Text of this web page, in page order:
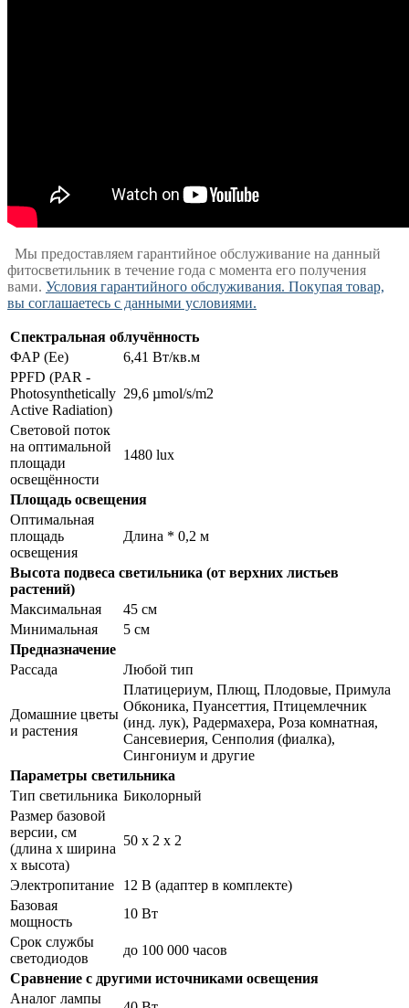
Мы предоставляем гарантийное обслуживание на данный
фитосветильник в течение года с момента его получения
вами. Условия гарантийного обслуживания. Покупая товар,
вы соглашаетесь с данными условиями.
Спектральная облучённость
ФАР (Ee)
6,41 Вт/кв.м
PPFD (PAR -
Photosynthetically
Active Radiation)
29,6 µmol/s/m2
Световой поток
на оптимальной
площади
освещённости
1480 lux
Площадь освещения
Оптимальная
площадь
освещения
Длина * 0,2 м
Высота подвеса светильника (от верхних листьев
растений)
Максимальная
45 см
Минимальная
5 см
Предназначение
Рассада
Любой тип
Домашние цветы
и растения
Платицериум, Плющ, Плодовые, Примула
Обконика, Пуансеттия, Птицемлечник
(инд. лук), Радермахера, Роза комнатная,
Сансевиерия, Сенполия (фиалка),
Сингониум и другие
Параметры светильника
Тип светильника Биколорный
Размер базовой
версии, см
(длина х ширина
х высота)
50 х 2 х 2
Электропитание
12 В (адаптер в комплекте)
Базовая
мощность
10 Вт
Срок службы
светодиодов
до 100 000 часов
Сравнение с другими источниками освещения
Аналог лампы